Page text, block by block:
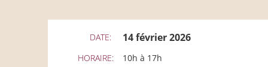
DATE: 14 février 2026
HORAIRE:
10h à 17h